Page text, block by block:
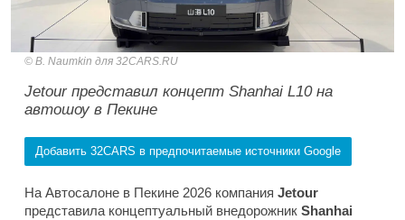
B. Naumkin для 32CARS.RU
Jetour представил концепт Shanhai L10 на
автошоу в Пекине
Добавить 32CARS в предпочитаемые источники Google
На Автосалоне в Пекине 2026 компания Jetour
представила концептуальный внедорожник Shanhai